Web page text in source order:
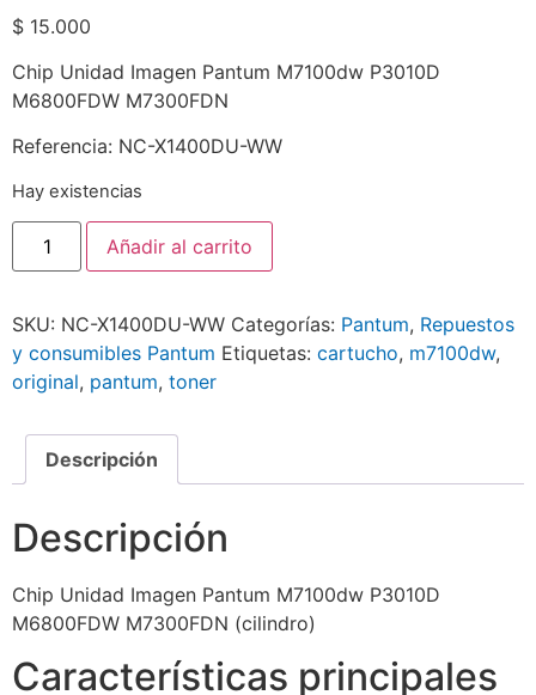
$ 15.000
Chip Unidad Imagen Pantum M7100dw P3010D
M6800FDW M7300FDN
Referencia: NC-X1400DU-WW
Hay existencias
Añadir al carrito
SKU: NC-X1400DU-WW Categorías: Pantum, Repuestos
y consumibles Pantum Etiquetas: cartucho, m7100dw,
original, pantum, toner
Descripción
Descripción
Chip Unidad Imagen Pantum M7100dw P3010D
M6800FDW M7300FDN (cilindro)
Características principales